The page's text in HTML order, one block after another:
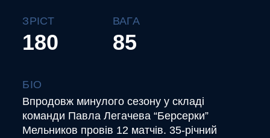
ЗРІСТ
180
ВАГА
85
БІО
Впродовж минулого сезону у складі
команди Павла Легачева “Берсерки”
Мельников провів 12 матчів. 35-річний